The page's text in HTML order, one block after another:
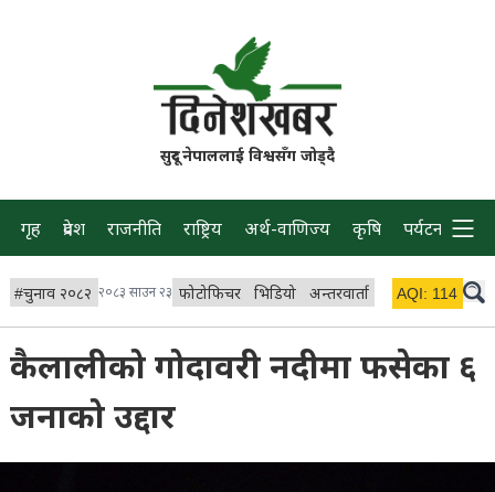
सुदूर नेपाललाई विश्वसँग जोड्दै
गृह प्रदेश राजनीति राष्ट्रिय अर्थ-वाणिज्य कृषि पर्यटन प्रवास
#चुनाव २०८२ २०८३ साउन २३ फोटोफिचर भिडियो अन्तरवार्ता विचार/ब्लग
AQI: 114
कैलालीको गोदावरी नदीमा फसेका ६
जनाको उद्दार